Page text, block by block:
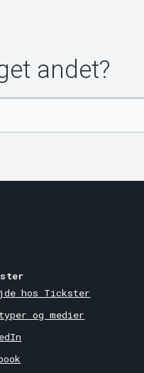
andet?
hos Tickster
og medier